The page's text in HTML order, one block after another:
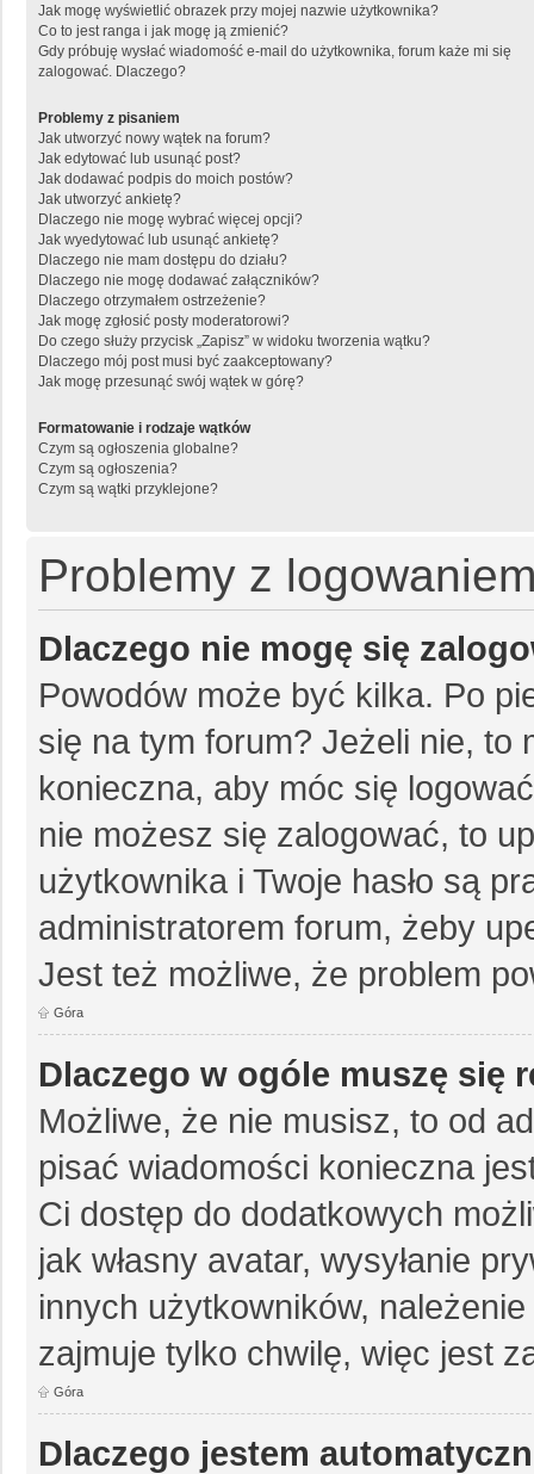
Jak mogę wyświetlić obrazek przy mojej nazwie użytkownika?
Co to jest ranga i jak mogę ją zmienić?
Gdy próbuję wysłać wiadomość e-mail do użytkownika, forum każe mi się
zalogować. Dlaczego?
Problemy z pisaniem
Jak utworzyć nowy wątek na forum?
Jak edytować lub usunąć post?
Jak dodawać podpis do moich postów?
Jak utworzyć ankietę?
Dlaczego nie mogę wybrać więcej opcji?
Jak wyedytować lub usunąć ankietę?
Dlaczego nie mam dostępu do działu?
Dlaczego nie mogę dodawać załączników?
Dlaczego otrzymałem ostrzeżenie?
Jak mogę zgłosić posty moderatorowi?
Do czego służy przycisk „Zapisz” w widoku tworzenia wątku?
Dlaczego mój post musi być zaakceptowany?
Jak mogę przesunąć swój wątek w górę?
Formatowanie i rodzaje wątków
Czym są ogłoszenia globalne?
Czym są ogłoszenia?
Czym są wątki przyklejone?
Problemy z
Dlaczego nie mogę się
Powodów może być kilka. Po
się na tym forum? Jeżeli nie, to
konieczna, aby móc się
nie możesz się zalogować, to
użytkownika i Twoje hasło są
administratorem forum, żeby
Jest też możliwe, że problem
Góra
Dlaczego w ogóle muszę się
Możliwe, że nie musisz, to od
pisać wiadomości konieczna
Ci dostęp do dodatkowych
jak własny avatar, wysyłanie
innych użytkowników,
zajmuje tylko chwilę, więc jest
Góra
Dlaczego jestem